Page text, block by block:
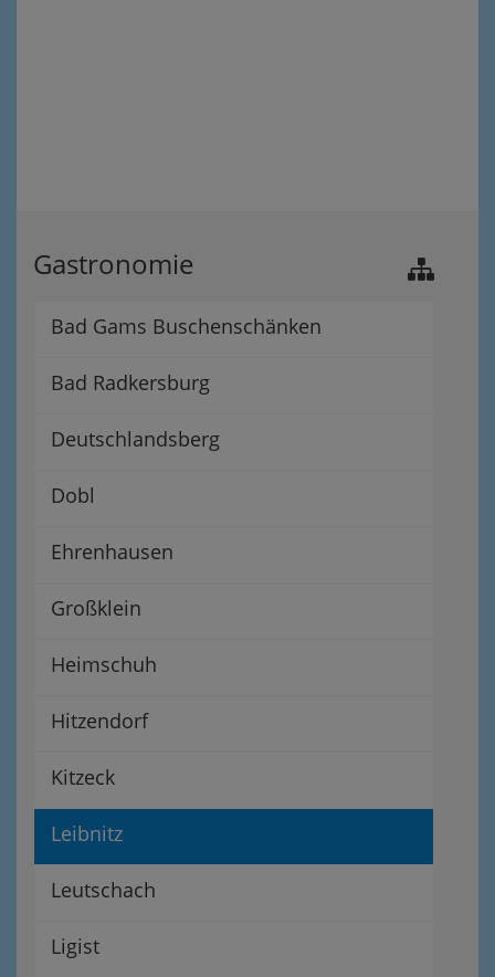
Gastronomie
Bad Gams Buschenschänken
Bad Radkersburg
Deutschlandsberg
Dobl
Ehrenhausen
Großklein
Heimschuh
Hitzendorf
Kitzeck
Leibnitz
Leutschach
Ligist